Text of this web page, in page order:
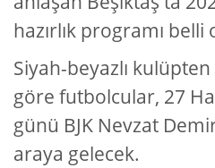
hazırlık programı belli
Siyah-beyazlı kulüpten
göre futbolcular, 27
günü BJK Nevzat
araya gelecek.